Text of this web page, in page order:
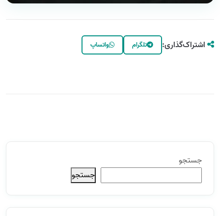
اشتراک‌گذاری: تلگرام واتساپ
جستجو
جستجو